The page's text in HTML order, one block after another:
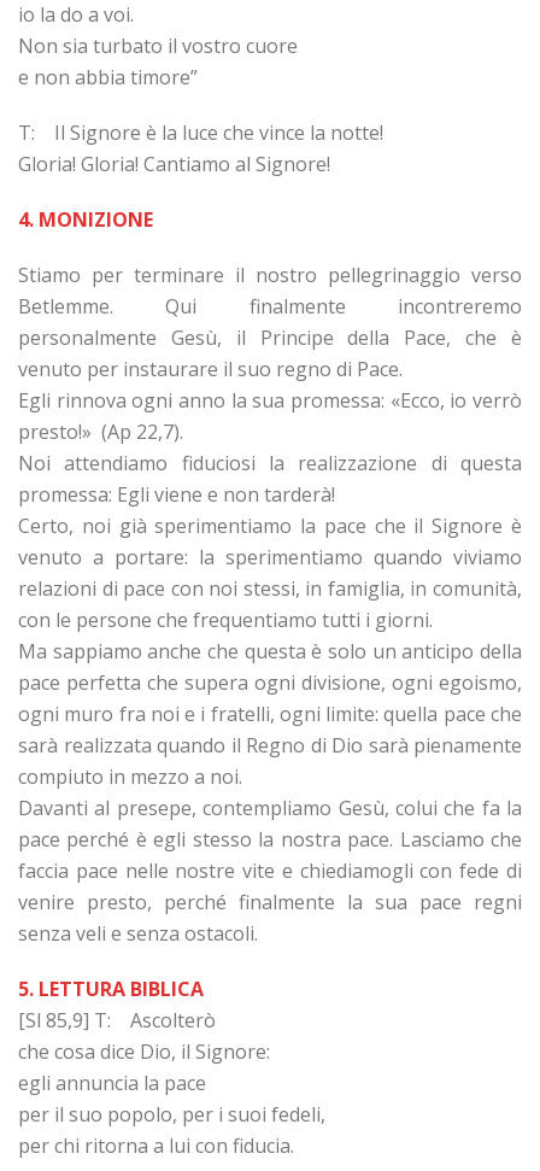
io la do a voi.
Non sia turbato il vostro cuore
e non abbia timore”
T: Il Signore è la luce che vince la notte!
Gloria! Gloria! Cantiamo al Signore!
4. MONIZIONE
Stiamo per terminare il nostro pellegrinaggio verso
Betlemme. Qui finalmente incontreremo
personalmente Gesù, il Principe della Pace, che è
venuto per instaurare il suo regno di Pace.
Egli rinnova ogni anno la sua promessa: «Ecco, io verrò
presto!» (Ap 22,7).
Noi attendiamo fiduciosi la realizzazione di questa
promessa: Egli viene e non tarderà!
Certo, noi già sperimentiamo la pace che il Signore è
venuto a portare: la sperimentiamo quando viviamo
relazioni di pace con noi stessi, in famiglia, in comunità,
con le persone che frequentiamo tutti i giorni.
Ma sappiamo anche che questa è solo un anticipo della
pace perfetta che supera ogni divisione, ogni egoismo,
ogni muro fra noi e i fratelli, ogni limite: quella pace che
sarà realizzata quando il Regno di Dio sarà pienamente
compiuto in mezzo a noi.
Davanti al presepe, contempliamo Gesù, colui che fa la
pace perché è egli stesso la nostra pace. Lasciamo che
faccia pace nelle nostre vite e chiediamogli con fede di
venire presto, perché finalmente la sua pace regni
senza veli e senza ostacoli.
5. LETTURA BIBLICA
[Sl 85,9] T: Ascolterò
che cosa dice Dio, il Signore:
egli annuncia la pace
per il suo popolo, per i suoi fedeli,
per chi ritorna a lui con fiducia.